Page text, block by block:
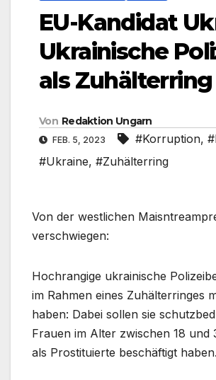
EU-Kandidat
Ukrainische
als
Von Redaktion Ungarn
FEB. 5, 2023 #Korruption,
#Ukraine, #Zuhälterring
Von der westlichen
verschwiegen:
Hochrangige ukrainische
im Rahmen eines Zuhälterringes
haben: Dabei sollen sie
Frauen im Alter zwischen 18 und
als Prostituierte beschäftigt haben.